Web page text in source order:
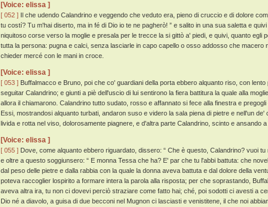
[Voice: elissa ]
[ 052 ] Il che udendo Calandrino e veggendo che veduto era, pieno di cruccio e di dolore
tu costí? Tu m'hai diserto, ma in fé di Dio io te ne pagherò! ” e salito in una sua saletta e
niquitoso corse verso la moglie e presala per le trecce la si gittò a' piedi, e quivi, quanto egli
tutta la persona: pugna e calci, senza lasciarle in capo capello o osso addosso che macero
chieder mercé con le mani in croce.
[Voice: elissa ]
[ 053 ] Buffalmacco e Bruno, poi che co' guardiani della porta ebbero alquanto riso, con
seguitar Calandrino; e giunti a piè dell'uscio di lui sentirono la fiera battitura la quale alla
allora il chiamarono. Calandrino tutto sudato, rosso e affannato si fece alla finestra e
Essi, mostrandosi alquanto turbati, andaron suso e videro la sala piena di pietre e nell'un
livida e rotta nel viso, dolorosamente piagnere, e d'altra parte Calandrino, scinto e ansando
[Voice: elissa ]
[ 055 ] Dove, come alquanto ebbero riguardato, dissero: “ Che è questo, Calandrino? vuoi
e oltre a questo soggiunsero: “ E monna Tessa che ha? E' par che tu l'abbi battuta: che
dal peso delle pietre e dalla rabbia con la quale la donna aveva battuta e dal dolore della
poteva raccoglier lospirito a formare intera la parola alla risposta; per che soprastando,
aveva altra ira, tu non ci dovevi perciò straziare come fatto hai; ché, poi sodotti ci avesti a
Dio né a diavolo, a guisa di due becconi nel Mugnon ci lasciasti e venistitene, il che noi